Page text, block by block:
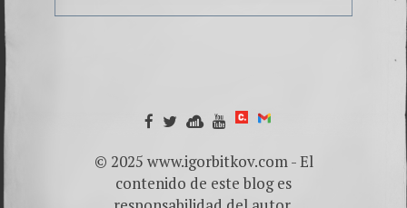
© 2025 www.igorbitkov.com - El
contenido de este blog es